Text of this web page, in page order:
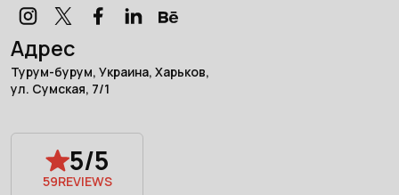
Адрес
Турум-бурум, Украина, Харьков,
ул. Сумская, 7/1
5/5
59REVIEWS